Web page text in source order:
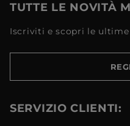
TUTTE LE NOVITÀ
Iscriviti e scopri le
SERVIZIO CLIENTI: